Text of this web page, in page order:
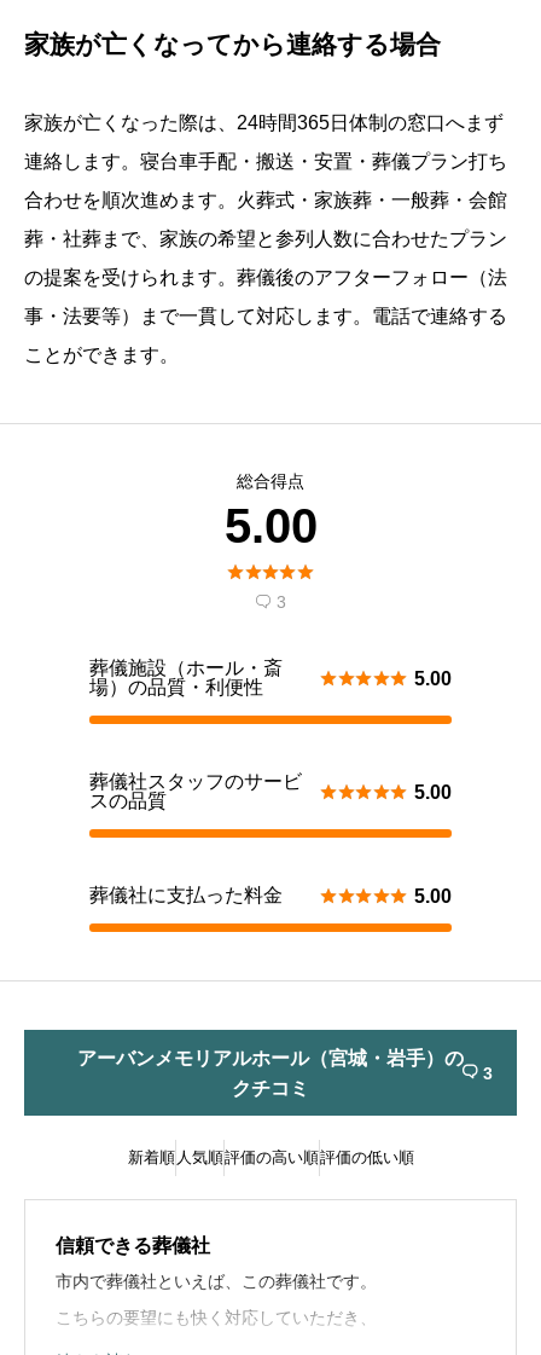
家族が亡くなってから連絡する場合
家族が亡くなった際は、24時間365日体制の窓口へまず
連絡します。寝台車手配・搬送・安置・葬儀プラン打ち
合わせを順次進めます。火葬式・家族葬・一般葬・会館
葬・社葬まで、家族の希望と参列人数に合わせたプラン
の提案を受けられます。葬儀後のアフターフォロー（法
事・法要等）まで一貫して対応します。電話で連絡する
ことができます。
総合得点
5.00

 3
葬儀施設（ホール・斎
場）の品質・利便性
 5.00
葬儀社スタッフのサービ
スの品質
 5.00
葬儀社に支払った料金  5.00
アーバンメモリアルホール（宮城・岩手）の
クチコミ
 3
新着順 人気順評価の高い順評価の低い順
信頼できる葬儀社
市内で葬儀社といえば、この葬儀社です。
こちらの要望にも快く対応していただき、